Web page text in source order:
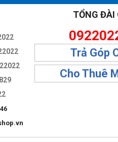
TỔNG ĐÀI
Trả Góp
Cho Thuê